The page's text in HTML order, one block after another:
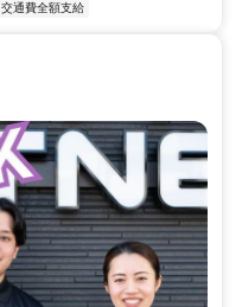
交通費全額支給